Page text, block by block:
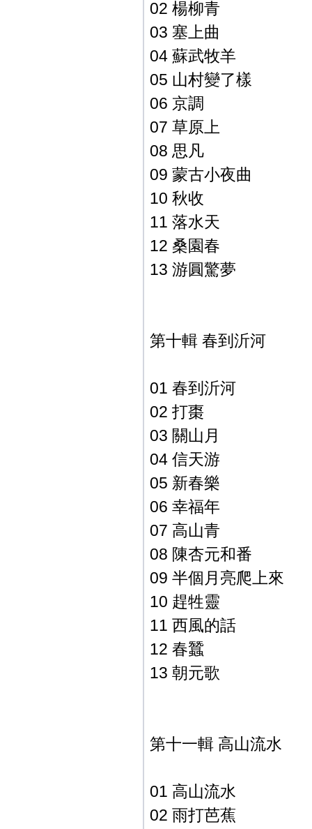
02 楊柳青
03 塞上曲
04 蘇武牧羊
05 山村變了樣
06 京調
07 草原上
08 思凡
09 蒙古小夜曲
10 秋收
11 落水天
12 桑園春
13 游圓驚夢
第十輯 春到沂河
01 春到沂河
02 打棗
03 關山月
04 信天游
05 新春樂
06 幸福年
07 高山青
08 陳杏元和番
09 半個月亮爬上來
10 趕牲靈
11 西風的話
12 春蠶
13 朝元歌
第十一輯 高山流水
01 高山流水
02 雨打芭蕉